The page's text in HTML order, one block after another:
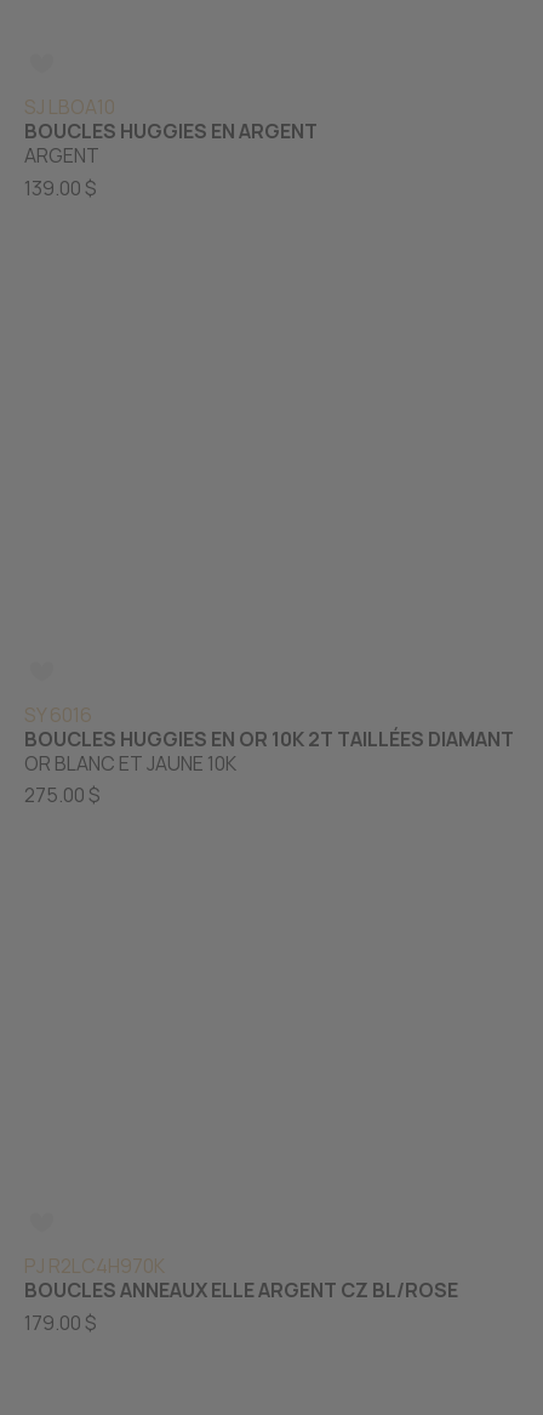
SJ LBOA10
BOUCLES HUGGIES EN ARGENT
ARGENT
139.00 $
SY 6016
BOUCLES HUGGIES EN OR 10K 2T TAILLÉES DIAMANT
OR BLANC ET JAUNE 10K
275.00 $
PJ R2LC4H970K
BOUCLES ANNEAUX ELLE ARGENT CZ BL/ROSE
179.00 $